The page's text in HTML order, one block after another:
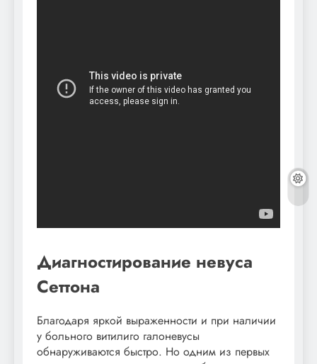
Диагностирование невуса
Сеттона
Благодаря яркой выраженности и при наличии
у больного витилиго галоневусы
обнаруживаются быстро. Но одним из первых